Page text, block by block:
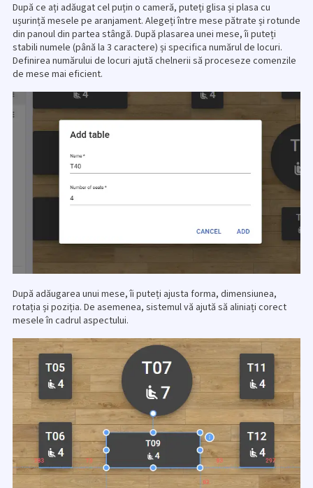
După ce ați adăugat cel puțin o cameră, puteți glisa și plasa cu
ușurință mesele pe aranjament. Alegeți între mese pătrate și rotunde
din panoul din partea stângă. După plasarea unei mese, îi puteți
stabili numele (până la 3 caractere) și specifica numărul de locuri.
Definirea numărului de locuri ajută chelnerii să proceseze comenzile
de mese mai eficient.
După adăugarea unui mese, îi puteți ajusta forma, dimensiunea,
rotația și poziția. De asemenea, sistemul vă ajută să aliniați corect
mesele în cadrul aspectului.